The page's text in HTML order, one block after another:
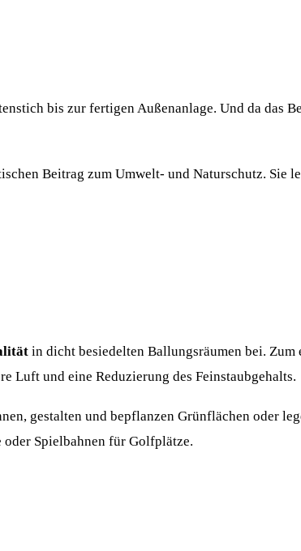
bis zur fertigen Außenanlage. Und da das
Beitrag zum Umwelt- und Naturschutz. Sie
in dicht besiedelten Ballungsräumen bei.
Luft und eine Reduzierung des Feinstaubgehalts.
gestalten und bepflanzen Grünflächen oder
Spielbahnen für Golfplätze.